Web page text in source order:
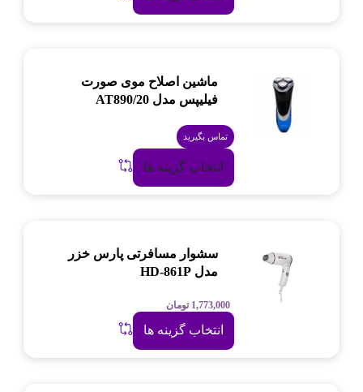
ماشین اصلاح موی صورت
فیلیپس مدل AT890/20
تماس بگیرید
انتخاب گزینه ها
سشوار مسافرتی پارس خزر
مدل HD-861P
1,773,000 تومان
انتخاب گزینه ها